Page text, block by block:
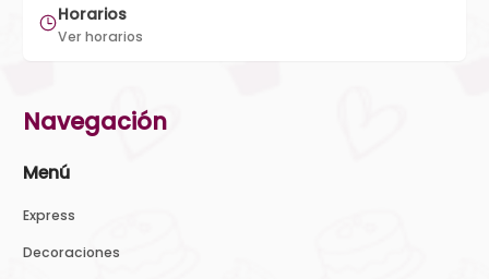
Horarios
Ver horarios
Navegación
Menú
Express
Decoraciones